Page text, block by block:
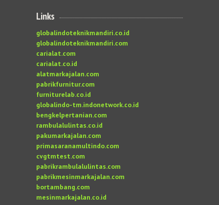
Links
globalindoteknikmandiri.co.id
globalindoteknikmandiri.com
carialat.com
carialat.co.id
alatmarkajalan.com
pabrikfurnitur.com
furniturelab.co.id
globalindo-tm.indonetwork.co.id
bengkelpertanian.com
rambulalulintas.co.id
pakumarkajalan.com
primasaranamultindo.com
cvgtmtest.com
pabrikrambulalulintas.com
pabrikmesinmarkajalan.com
bortambang.com
mesinmarkajalan.co.id